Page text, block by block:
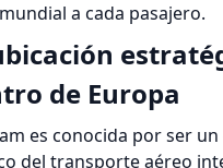
a cada pasajero.
de Europa
es conocida por ser
del transporte aéreo